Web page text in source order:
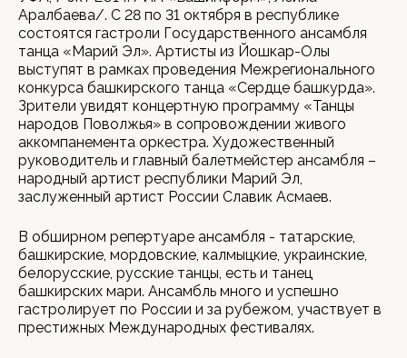
Аралбаева/. С 28 по 31 октября в республике
состоятся гастроли Государственного ансамбля
танца «Марий Эл». Артисты из Йошкар-Олы
выступят в рамках проведения Межрегионального
конкурса башкирского танца «Сердце башкурда».
Зрители увидят концертную программу «Танцы
народов Поволжья» в сопровождении живого
аккомпанемента оркестра. Художественный
руководитель и главный балетмейстер ансамбля –
народный артист республики Марий Эл,
заслуженный артист России Славик Асмаев.
В обширном репертуаре ансамбля - татарские,
башкирские, мордовские, калмыцкие, украинские,
белорусские, русские танцы, есть и танец
башкирских мари. Ансамбль много и успешно
гастролирует по России и за рубежом, участвует в
престижных Международных фестивалях.